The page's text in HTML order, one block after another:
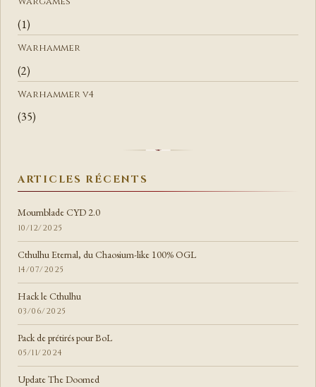
(1)
Warhammer
(2)
Warhammer v4
(35)
ARTICLES RÉCENTS
Mournblade CYD 2.0
10/12/2025
Cthulhu Eternal, du Chaosium-like 100% OGL
14/07/2025
Hack le Cthulhu
03/06/2025
Pack de prétirés pour BoL
05/11/2024
Update The Doomed